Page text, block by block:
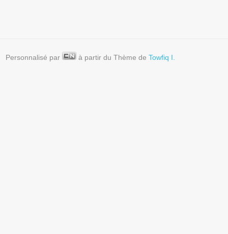
Personnalisé par à partir du Thème deTowfiq I.